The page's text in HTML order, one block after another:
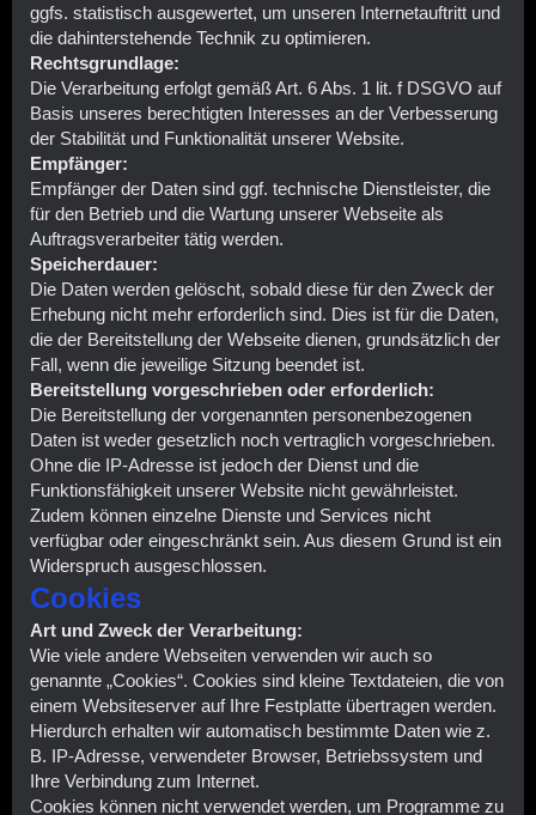
ggfs. statistisch ausgewertet, um unseren Internetauftritt und
die dahinterstehende Technik zu optimieren.
Rechtsgrundlage:
Die Verarbeitung erfolgt gemäß Art. 6 Abs. 1 lit. f DSGVO auf
Basis unseres berechtigten Interesses an der Verbesserung
der Stabilität und Funktionalität unserer Website.
Empfänger:
Empfänger der Daten sind ggf. technische Dienstleister, die
für den Betrieb und die Wartung unserer Webseite als
Auftragsverarbeiter tätig werden.
Speicherdauer:
Die Daten werden gelöscht, sobald diese für den Zweck der
Erhebung nicht mehr erforderlich sind. Dies ist für die Daten,
die der Bereitstellung der Webseite dienen, grundsätzlich der
Fall, wenn die jeweilige Sitzung beendet ist.
Bereitstellung vorgeschrieben oder erforderlich:
Die Bereitstellung der vorgenannten personenbezogenen
Daten ist weder gesetzlich noch vertraglich vorgeschrieben.
Ohne die IP-Adresse ist jedoch der Dienst und die
Funktionsfähigkeit unserer Website nicht gewährleistet.
Zudem können einzelne Dienste und Services nicht
verfügbar oder eingeschränkt sein. Aus diesem Grund ist ein
Widerspruch ausgeschlossen.
Cookies
Art und Zweck der Verarbeitung:
Wie viele andere Webseiten verwenden wir auch so
genannte „Cookies“. Cookies sind kleine Textdateien, die von
einem Websiteserver auf Ihre Festplatte übertragen werden.
Hierdurch erhalten wir automatisch bestimmte Daten wie z.
B. IP-Adresse, verwendeter Browser, Betriebssystem und
Ihre Verbindung zum Internet.
Cookies können nicht verwendet werden, um Programme zu